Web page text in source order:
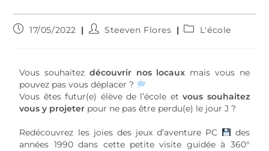
17/05/2022 Steeven Flores L'école
Vous souhaitez découvrir nos locaux mais vous ne
pouvez pas vous déplacer ?
Vous êtes futur(e) élève de l’école et vous souhaitez
vous y projeter pour ne pas être perdu(e) le jour J ?
Redécouvrez les joies des jeux d’aventure PC
des
années 1990 dans cette petite visite guidée à 360°